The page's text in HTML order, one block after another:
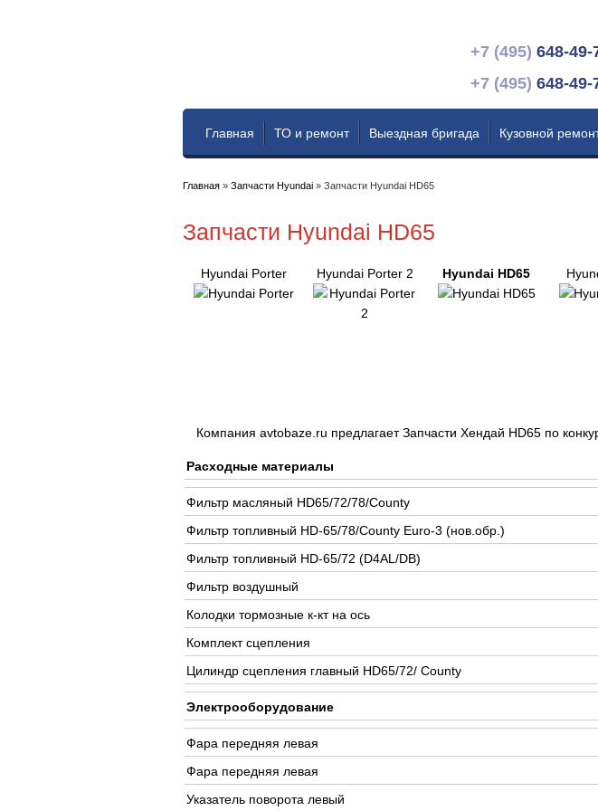
+7 (495) 648-49-
+7 (495) 648-49-
Главная ТО и ремонт Выездная бригада Кузовной
Главная » Запчасти Hyundai » Запчасти Hyundai HD65
Запчасти Hyundai HD65
Hyundai Porter Hyundai Porter 2 Hyundai HD65
Компания avtobaze.ru предлагает Запчасти Хендай HD65 по
Расходные материалы
Фильтр масляный HD65/72/78/County
Фильтр топливный HD-65/78/County Euro-3 (нов.обр.)
Фильтр топливный HD-65/72 (D4AL/DB)
Фильтр воздушный
Колодки тормозные к-кт на ось
Комплект сцепления
Цилиндр сцепления главный HD65/72/ County
Электрооборудование
Фара передняя левая
Фара передняя левая
Указатель поворота левый